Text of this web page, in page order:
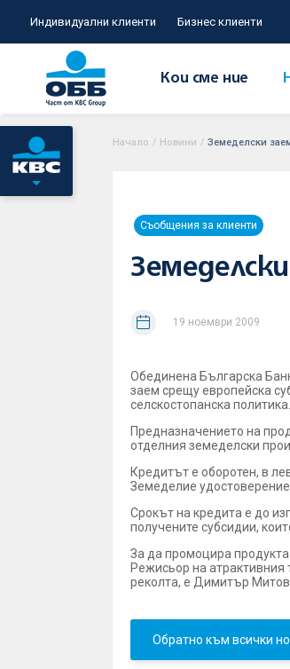
Индивидуални клиенти Бизнес клиенти
Кои сме ние
Начало / Новини / Земеделски
Съобщения за клиенти
19 ноември 2009
Обединена Българска
заем срещу европейска
селскостопанска политика.
Предназначението на
отделния земеделски
Кредитът e оборотен, в
Земеделие
Срокът на кредита е до
получените субсидии,
За да промоцира
Режисьор на атрактивния
реколта, е Димитър
Обратно към всички